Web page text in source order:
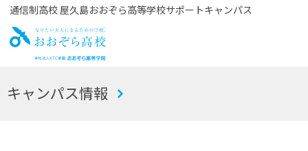
通信制高校 屋久島おおぞら高等学校サポートキャンパス
お
キャンパス情報